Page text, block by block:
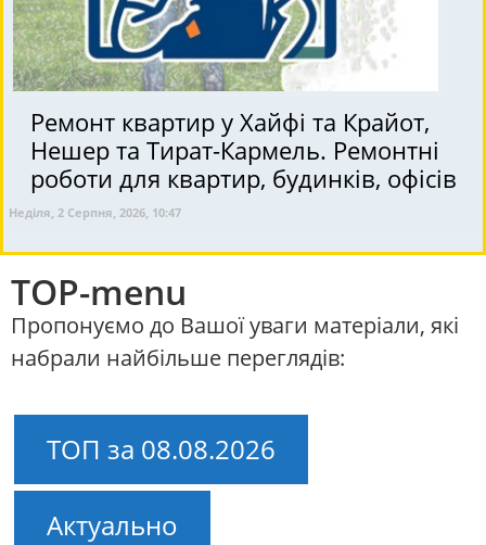
Ремонт квартир у Хайфі та Крайот,
Нешер та Тират-Кармель. Ремонтні
роботи для квартир, будинків, офісів
Неділя, 2 Серпня, 2026, 10:47
TOP-menu
Пропонуємо до Вашої уваги матеріали, які
набрали найбільше переглядів:
ТОП за 08.08.2026
Актуально